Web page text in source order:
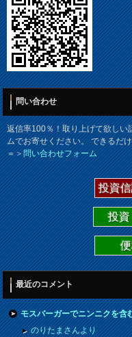
問い合わせ
返信率100％！取り上げて欲しい
ムでお寄せください。 できるだ
＝＞問い合わせフォーム
投資
投資
便
最近のコメント
モスバーガーでニンニクを含
のりたまさんより